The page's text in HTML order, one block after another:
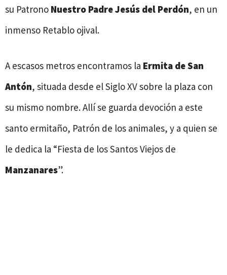
su Patrono Nuestro Padre Jesús del Perdón, en un
inmenso Retablo ojival.
A escasos metros encontramos la Ermita de San
Antón, situada desde el Siglo XV sobre la plaza con
su mismo nombre. Allí se guarda devoción a este
santo ermitaño, Patrón de los animales, y a quien se
le dedica la “Fiesta de los Santos Viejos de
Manzanares”.